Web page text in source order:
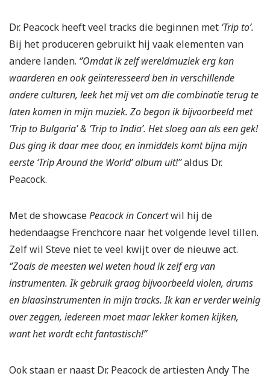
Dr. Peacock heeft veel tracks die beginnen met ‘Trip to’.
Bij het produceren gebruikt hij vaak elementen van
andere landen. ‘’Omdat ik zelf wereldmuziek erg kan
waarderen en ook geïnteresseerd ben in verschillende
andere culturen, leek het mij vet om die combinatie terug te
laten komen in mijn muziek. Zo begon ik bijvoorbeeld met
‘Trip to Bulgaria’ & ‘Trip to India’. Het sloeg aan als een gek!
Dus ging ik daar mee door, en inmiddels komt bijna mijn
eerste ‘Trip Around the World’ album uit!’’aldus Dr.
Peacock.
Met de showcasePeacock in Concertwil hij de
hedendaagse Frenchcore naar het volgende level tillen.
Zelf wil Steve niet te veel kwijt over de nieuwe act.
‘’Zoals de meesten wel weten houd ik zelf erg van
instrumenten. Ik gebruik graag bijvoorbeeld violen, drums
en blaasinstrumenten in mijn tracks. Ik kan er verder weinig
over zeggen, iedereen moet maar lekker komen kijken,
want het wordt echt fantastisch!’’
Ook staan er naast Dr. Peacock de artiesten Andy The